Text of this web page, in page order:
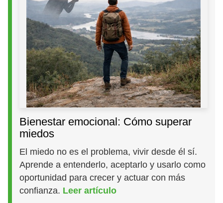
Bienestar emocional: Cómo superar
miedos
El miedo no es el problema, vivir desde él sí.
Aprende a entenderlo, aceptarlo y usarlo como
oportunidad para crecer y actuar con más
confianza. Leer artículo